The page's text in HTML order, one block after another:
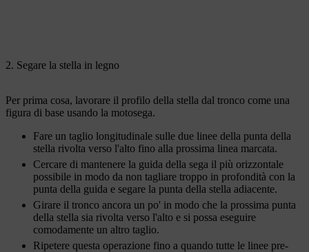
2. Segare la stella in legno
Per prima cosa, lavorare il profilo della stella dal tronco come una
figura di base usando la motosega.
Fare un taglio longitudinale sulle due linee della punta della
stella rivolta verso l'alto fino alla prossima linea marcata.
Cercare di mantenere la guida della sega il più orizzontale
possibile in modo da non tagliare troppo in profondità con la
punta della guida e segare la punta della stella adiacente.
Girare il tronco ancora un po' in modo che la prossima punta
della stella sia rivolta verso l'alto e si possa eseguire
comodamente un altro taglio.
Ripetere questa operazione fino a quando tutte le linee pre-